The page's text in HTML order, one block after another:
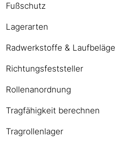
Fußschutz
Lagerarten
Radwerkstoffe & Laufbeläge
Richtungsfeststeller
Rollenanordnung
Tragfähigkeit berechnen
Tragrollenlager